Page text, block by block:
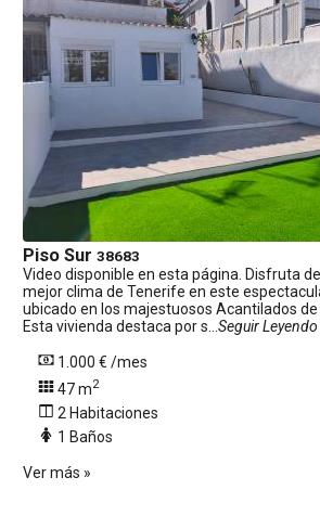
Piso Sur 38683
Video disponible en esta página. Disfruta
mejor clima de Tenerife en este
ubicado en los majestuosos Acantilados de
Esta vivienda destaca por s...Seguir Leyendo
1.000 € /mes
47 m2
2 Habitaciones
1 Baños
Ver más »